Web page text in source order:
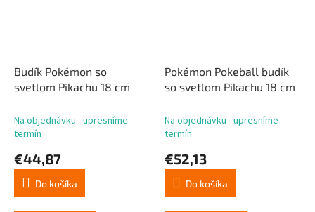
Budík Pokémon so
svetlom Pikachu 18 cm
Na objednávku - upresníme
termín
€44,87
Do košíka
Pokémon Pokeball budík
so svetlom Pikachu 18 cm
Na objednávku - upresníme
termín
€52,13
Do košíka